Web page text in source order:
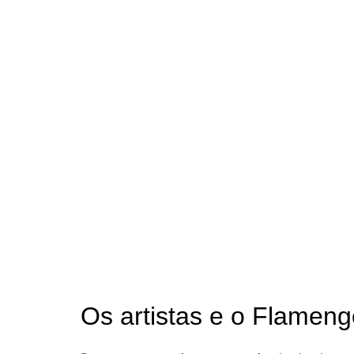
Os artistas e o